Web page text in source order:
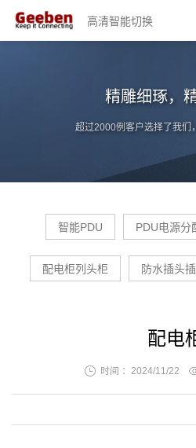
高清智能切换
精雕细琢，
超过2000例客户选择了我们
智能PDU PDU电源分
配电柜列头柜 防水插头
配电
时间 ：2024/11/22